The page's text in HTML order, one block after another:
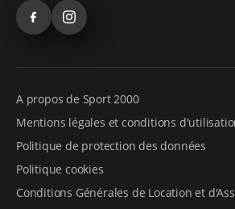
FacebookInstagram
A propos de Sport 2000
Mentions légales et conditions
Politique de protection des données
Politique cookies
Conditions Générales de Location et